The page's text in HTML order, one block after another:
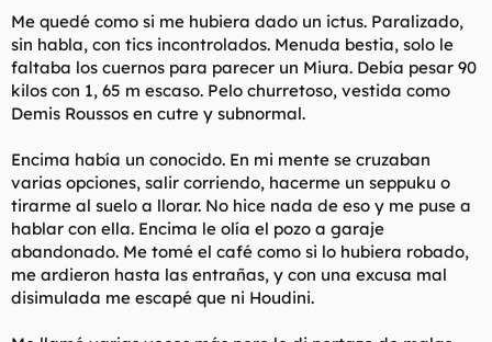
Me quedé como si me hubiera dado un ictus. Paralizado,
sin habla, con tics incontrolados. Menuda bestia, solo le
faltaba los cuernos para parecer un Miura. Debía pesar 90
kilos con 1, 65 m escaso. Pelo churretoso, vestida como
Demis Roussos en cutre y subnormal.
Encima había un conocido. En mi mente se cruzaban
varias opciones, salir corriendo, hacerme un seppuku o
tirarme al suelo a llorar. No hice nada de eso y me puse a
hablar con ella. Encima le olía el pozo a garaje
abandonado. Me tomé el café como si lo hubiera robado,
me ardieron hasta las entrañas, y con una excusa mal
disimulada me escapé que ni Houdini.